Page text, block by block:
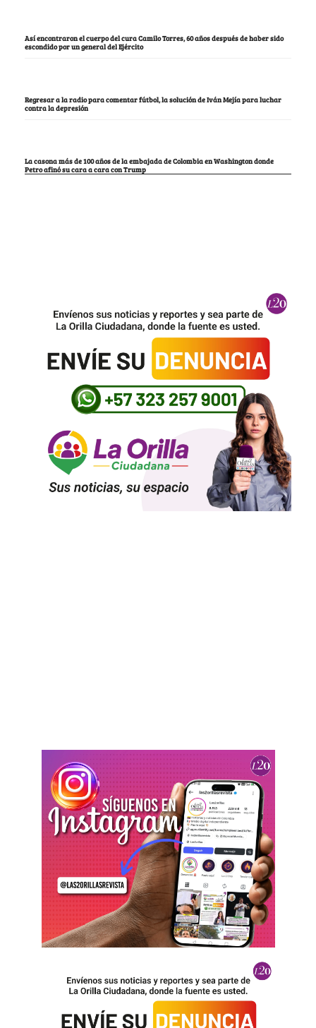
Así encontraron el cuerpo del cura Camilo Torres, 60 años después de haber sido
escondido por un general del Ejército
Regresar a la radio para comentar fútbol, la solución de Iván Mejía para luchar
contra la depresión
La casona más de 100 años de la embajada de Colombia en Washington donde
Petro afinó su cara a cara con Trump